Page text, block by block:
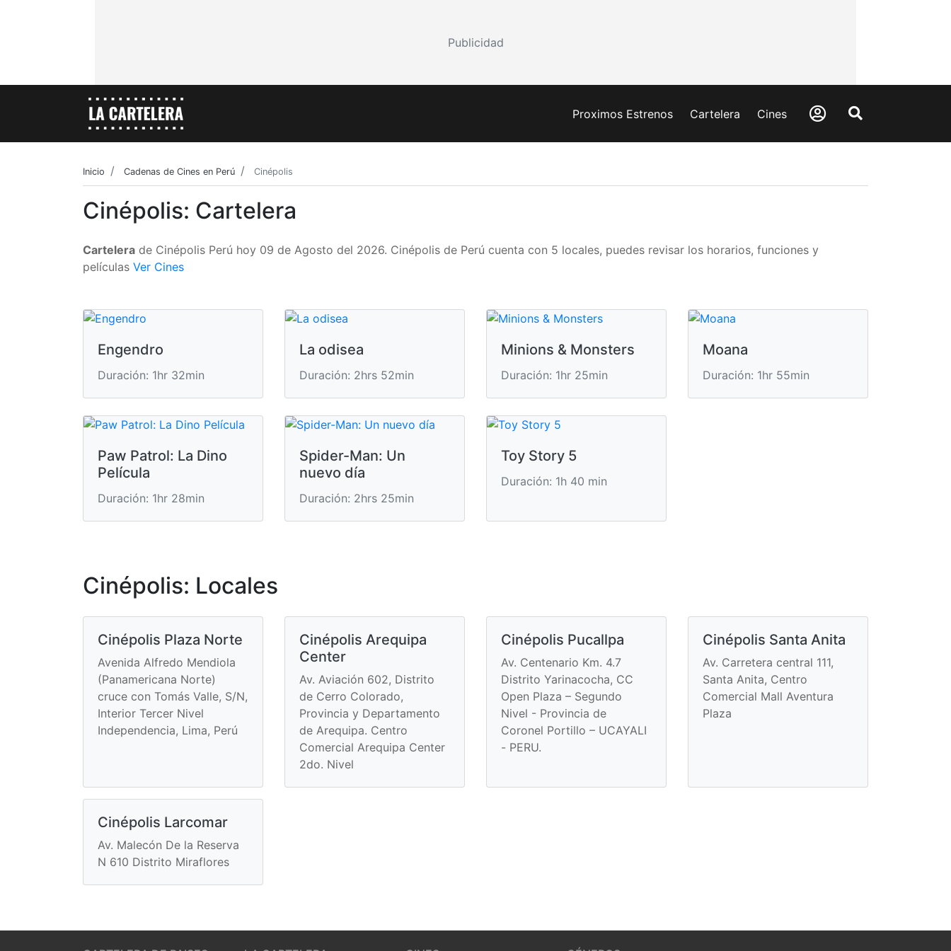
Publicidad
Proximos Estrenos Cartelera Cines
Inicio Cadenas de Cines en Perú Cinépolis
Cinépolis: Cartelera
Cartelera de Cinépolis Perú hoy 09 de Agosto del 2026. Cinépolis de Perú cuenta con 5 locales, puedes revisar los horarios, funciones y
películas Ver Cines
Engendro
Duración: 1hr 32min
La odisea
Duración: 2hrs 52min
Minions & Monsters
Duración: 1hr 25min
Moana
Duración: 1hr 55min
Paw Patrol: La Dino
Película
Duración: 1hr 28min
Spider-Man: Un
nuevo día
Duración: 2hrs 25min
Toy Story 5
Duración: 1h 40 min
Cinépolis: Locales
Cinépolis Plaza Norte
Avenida Alfredo Mendiola
(Panamericana Norte)
cruce con Tomás Valle, S/N,
Interior Tercer Nivel
Independencia, Lima, Perú
Cinépolis Arequipa
Center
Av. Aviación 602, Distrito
de Cerro Colorado,
Provincia y Departamento
de Arequipa. Centro
Comercial Arequipa Center
2do. Nivel
Cinépolis Pucallpa
Av. Centenario Km. 4.7
Distrito Yarinacocha, CC
Open Plaza – Segundo
Nivel - Provincia de
Coronel Portillo – UCAYALI
- PERU.
Cinépolis Santa Anita
Av. Carretera central 111,
Santa Anita, Centro
Comercial Mall Aventura
Plaza
Cinépolis Larcomar
Av. Malecón De la Reserva
N 610 Distrito Miraflores